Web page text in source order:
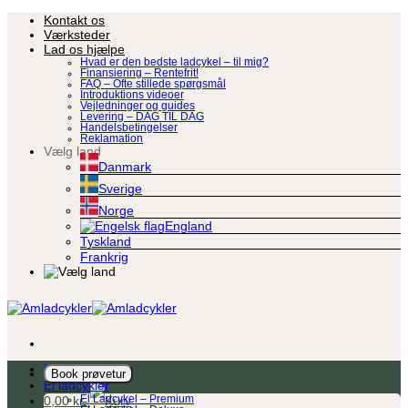
Fortsæt
indhold
Kontakt os
Værksteder
Lad os hjælpe
Hvad er den bedste ladcykel – til mig?
Finansiering – Rentefrit!
FAQ – Ofte stillede spørgsmål
Introduktions videoer
Vejledninger og guides
Levering – DAG TIL DAG
Handelsbetingelser
Reklamation
Vælg land
Danmark
Sverige
Norge
England
Tyskland
Frankrig
Book prøvetur
0,00kr.
Ladcykel
El ladcykler
El Ladcykel – Premium